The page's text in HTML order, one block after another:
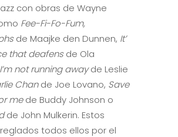
con obras de Wayne
Fee-Fi-Fo-Fum,
de Maajke den Dunnen, It’
that deafensde Ola
I’m not running awayde Leslie
Chande Joe Lovano, Save
mede Buddy Johnson o
de John Mulkerin. Estos
todos ellos por el